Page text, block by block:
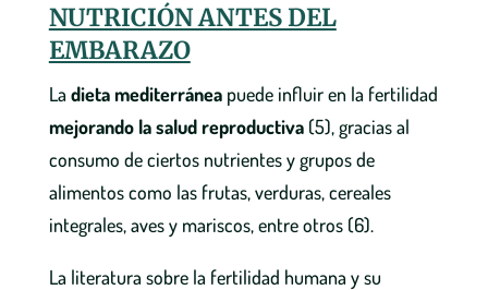
NUTRICIÓN ANTES DEL
EMBARAZO
La dieta mediterráneapuede influir en la fertilidad
mejorando la salud reproductiva(5), gracias al
consumo de ciertos nutrientes y grupos de
alimentos como las frutas, verduras, cereales
integrales, aves y mariscos, entre otros (6).
La literatura sobre la fertilidad humana y su